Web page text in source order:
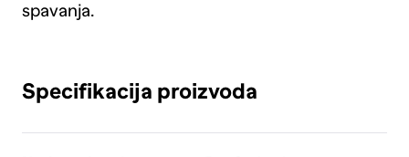
spavanja.
Specifikacija proizvoda